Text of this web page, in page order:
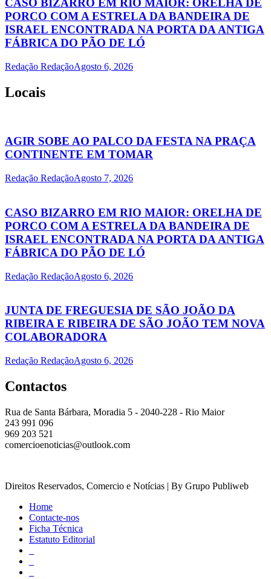
CASO BIZARRO EM RIO MAIOR: ORELHA DE
PORCO COM A ESTRELA DA BANDEIRA DE
ISRAEL ENCONTRADA NA PORTA DA ANTIGA
FÁBRICA DO PÃO DE LÓ
Redação RedaçãoAgosto 6, 2026
Locais
AGIR SOBE AO PALCO DA FESTA NA PRAÇA
CONTINENTE EM TOMAR
Redação RedaçãoAgosto 7, 2026
CASO BIZARRO EM RIO MAIOR: ORELHA DE
PORCO COM A ESTRELA DA BANDEIRA DE
ISRAEL ENCONTRADA NA PORTA DA ANTIGA
FÁBRICA DO PÃO DE LÓ
Redação RedaçãoAgosto 6, 2026
JUNTA DE FREGUESIA DE SÃO JOÃO DA
RIBEIRA E RIBEIRA DE SÃO JOÃO TEM NOVA
COLABORADORA
Redação RedaçãoAgosto 6, 2026
Contactos
Rua de Santa Bárbara, Moradia 5 - 2040-228 - Rio Maior
243 991 096
969 203 521
comercioenoticias@outlook.com
Direitos Reservados, Comercio e Notícias | By Grupo Publiweb
Home
Contacte-nos
Ficha Técnica
Estatuto Editorial